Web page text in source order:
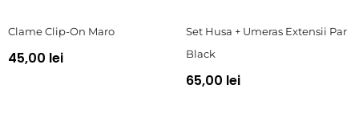
Clame Clip-On Maro
45,00 lei
Set Husa + Umeras Extensii Par
Black
65,00 lei